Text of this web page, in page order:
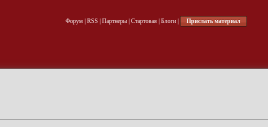
Форум| RSS Партнеры| Стартовая| Блоги| Прислать материал